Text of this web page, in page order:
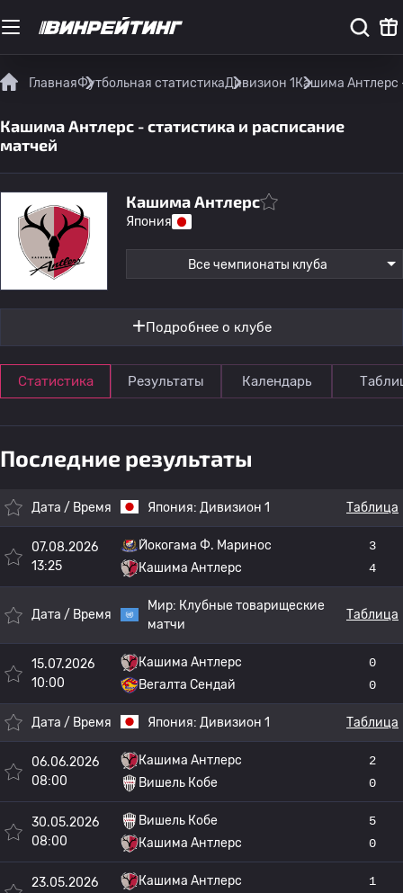
ГлавнаяФутбольная статистикаДивизион 1 Кашима Антлерс
Кашима Антлерс - статистика и расписание
матчей
Кашима Антлерс
Япония
Все чемпионаты клуба
Подробнее о клубе
Статистика Результаты Календарь
Последние результаты
Дата / Время Япония: Дивизион 1 Таблица
07.08.2026
13:25
Йокогама Ф. Маринос
Кашима Антлерс
3
4
Дата / Время
Мир: Клубные товарищеские
матчи
Таблица
15.07.2026
10:00
Кашима Антлерс
Вегалта Сендай
0
0
Дата / Время Япония: Дивизион 1 Таблица
06.06.2026
08:00
Кашима Антлерс
Вишель Кобе
2
0
30.05.2026
08:00
Вишель Кобе
Кашима Антлерс
5
0
23.05.2026
Кашима Антлерс
1